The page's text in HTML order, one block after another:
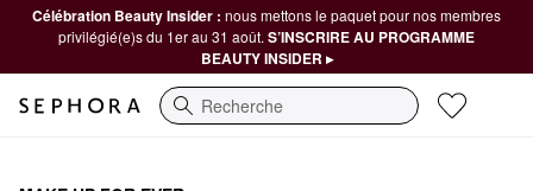
Célébration Beauty Insider : nous mettons le paquet pour nos membres
privilégié(e)s du 1er au 31 août. S’INSCRIRE AU PROGRAMME
BEAUTY INSIDER ▸
Recherche